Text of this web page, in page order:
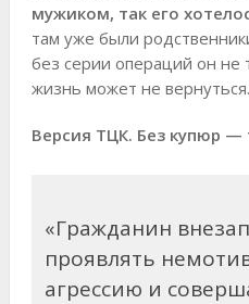
мужиком, так его
там уже были
без серии операций он не
жизнь может не вернуться.
Версия ТЦК. Без купюр —
«Гражданин
проявлять
агрессию и